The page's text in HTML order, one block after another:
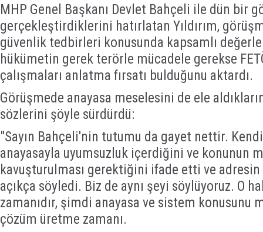
MHP Genel Başkanı Devlet Bahçeli ile dün bir
gerçekleştirdiklerini hatırlatan Yıldırım,
güvenlik tedbirleri konusunda kapsamlı
hükümetin gerek terörle mücadele gerekse
çalışmaları anlatma fırsatı bulduğunu aktardı.
Görüşmede anayasa meselesini de ele
sözlerini şöyle sürdürdü:
"Sayın Bahçeli'nin tutumu da gayet nettir.
anayasayla uyumsuzluk içerdiğini ve konunun
kavuşturulması gerektiğini ifade etti ve
açıkça söyledi. Biz de aynı şeyi söylüyoruz. O
zamanıdır, şimdi anayasa ve sistem
çözüm üretme zamanı.